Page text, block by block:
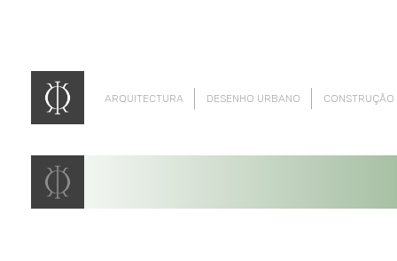
ARQUITECTURA DESENHO URBANO CONSTRUÇÃO